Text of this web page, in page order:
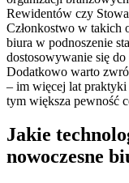
Rewidentów czy
Członkostwo w takich
biura w podnoszenie
dostosowywanie się
Dodatkowo warto
– im więcej lat
tym większa pewność
Jakie
nowoczesne